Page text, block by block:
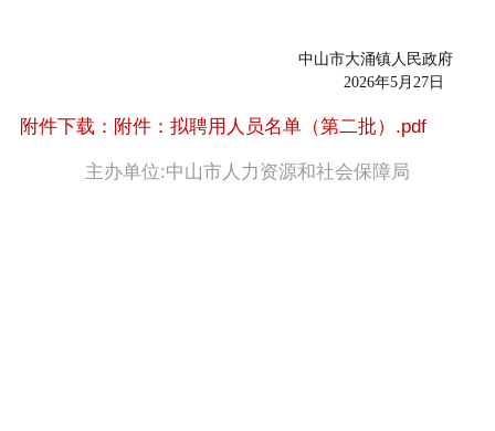
中山市大涌镇人民政府
2026年5月27日
附件下载：附件：拟聘用人员名单（第二批）.pdf
主办单位:中山市人力资源和社会保障局